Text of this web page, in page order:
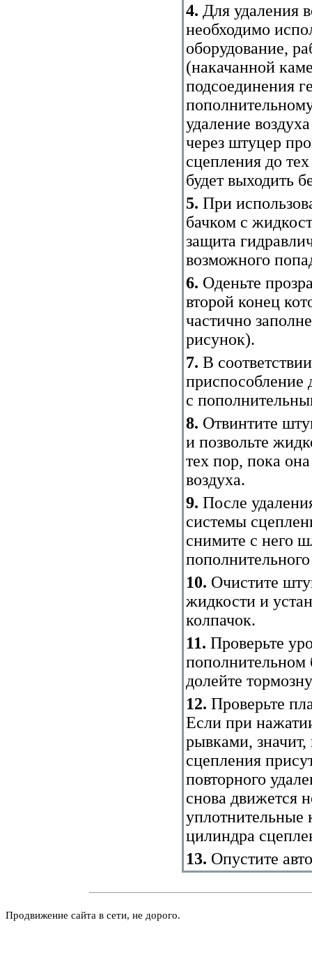
4. Для удаления
необходимо
оборудование,
(накачанной
подсоединения
удаление
через штуцер
сцепления до
будет выходить
5. При
бачком с
защита
возможного
6. Оденьте
второй конец
частично
рисунок).
7. В
приспособление
с
8. Отвинтите
и позвольте
тех пор, пока
воздуха.
9. После
системы
снимите с него
10. Очистите
жидкости и
колпачок.
11. Проверьте
пополнительном
долейте
12. Проверьте
Если при
рывками, значит,
сцепления
повторного
снова движется
уплотнительные
цилиндра
13. Опустите
Продвижение сайта в сети, не дорого.